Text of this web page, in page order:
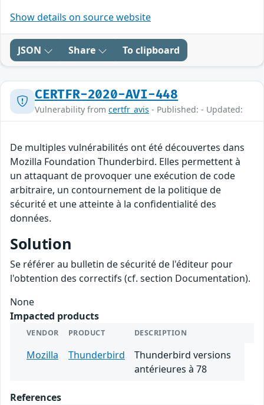
Show details on source website
JSON Share To clipboard
CERTFR-2020-AVI-448
Vulnerability from certfr_avis - Published: - Updated:
De multiples vulnérabilités ont été découvertes dans
Mozilla Foundation Thunderbird. Elles permettent à
un attaquant de provoquer une exécution de code
arbitraire, un contournement de la politique de
sécurité et une atteinte à la confidentialité des
données.
Solution
Se référer au bulletin de sécurité de l'éditeur pour
l'obtention des correctifs (cf. section Documentation).
None
Impacted products
VENDOR PRODUCT DESCRIPTION
Mozilla Thunderbird
Thunderbird versions
antérieures à 78
References